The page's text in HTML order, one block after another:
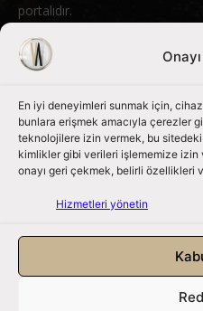
En iyi deneyimleri sunmak için,
bunlara erişmek amacıyla çerezler
teknolojilere izin vermek, bu
kimlikler gibi verileri işlememize
onayı geri çekmek, belirli özellikleri
Hizmetleri yönetin
portalıdır.
Bizimle iletişime geçin:
Bizi